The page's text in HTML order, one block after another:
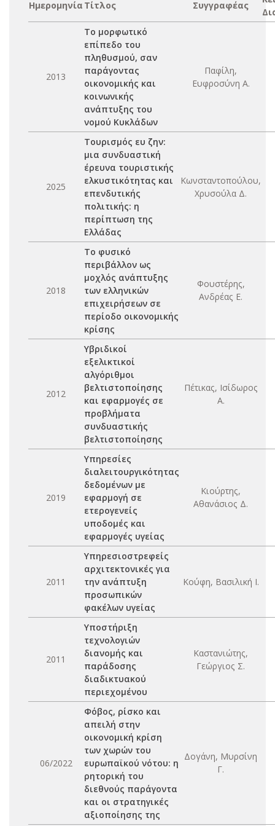
Ημερομηνία Τίτλος Συγγραφέας
2013
Το μορφωτικό
επίπεδο του
πληθυσμού, σαν
παράγοντας
οικονομικής και
κοινωνικής
ανάπτυξης του
νομού Κυκλάδων
Παφίλη,
Ευφροσύνη Α.
2025
Τουρισμός ευ ζην:
μια συνδυαστική
έρευνα τουριστικής
ελκυστικότητας και
επενδυτικής
πολιτικής: η
περίπτωση της
Ελλάδας
Κωνσταντοπούλου,
Χρυσούλα Δ.
2018
Το φυσικό
περιβάλλον ως
μοχλός ανάπτυξης
των ελληνικών
επιχειρήσεων σε
περίοδο οικονομικής
κρίσης
Φουστέρης,
Ανδρέας Ε.
2012
Υβριδικοί
εξελικτικοί
αλγόριθμοι
βελτιστοποίησης
και εφαρμογές σε
προβλήματα
συνδυαστικής
βελτιστοποίησης
Πέτικας, Ισίδωρος
Α.
2019
Υπηρεσίες
διαλειτουργικότητας
δεδομένων με
εφαρμογή σε
ετερογενείς
υποδομές και
εφαρμογές υγείας
Κιούρτης,
Αθανάσιος Δ.
2011
Υπηρεσιοστρεφείς
αρχιτεκτονικές για
την ανάπτυξη
προσωπικών
φακέλων υγείας
Κούφη, Βασιλική Ι.
2011
Υποστήριξη
τεχνολογιών
διανομής και
παράδοσης
διαδικτυακού
περιεχομένου
Καστανιώτης,
Γεώργιος Σ.
06/2022
Φόβος, ρίσκο και
απειλή στην
οικονομική κρίση
των χωρών του
ευρωπαϊκού νότου: η
ρητορική του
διεθνούς παράγοντα
και οι στρατηγικές
αξιοποίησης της
Δογάνη, Μυρσίνη
Γ.